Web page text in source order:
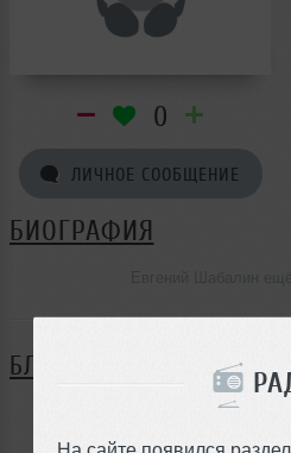
На сайте появился раздел
0
ЛИЧНОЕ СООБЩЕНИЕ
БИОГРАФИЯ
БЛОГ